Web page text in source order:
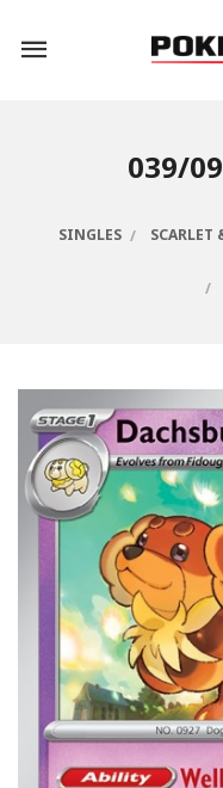
innholdet
039/
SINGLES SCARLET